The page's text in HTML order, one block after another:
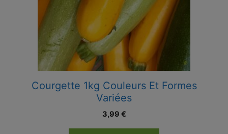
Courgette 1kg Couleurs Et Formes
Variées
3,99 €